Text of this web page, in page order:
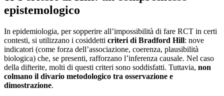
epistemologico
In epidemiologia, per sopperire all’impossibilità di fare RCT in certi
contesti, si utilizzano i cosiddetti criteri di Bradford Hill: nove
indicatori (come forza dell’associazione, coerenza, plausibilità
biologica) che, se presenti, rafforzano l’inferenza causale. Nel caso
della difterite, molti di questi criteri sono soddisfatti. Tuttavia, non
colmano il divario metodologico tra osservazione e
dimostrazione.